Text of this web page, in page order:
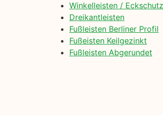
Winkelleisten /
Dreikantleisten
Fußleisten Berliner Profil
Fußeisten Keilgezinkt
Fußleisten Abgerundet